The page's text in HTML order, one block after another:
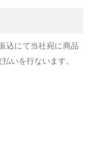
込にて当社宛に商品
いを行ないます。